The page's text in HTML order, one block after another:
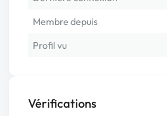
Membre depuis
Profil vu
Vérifications